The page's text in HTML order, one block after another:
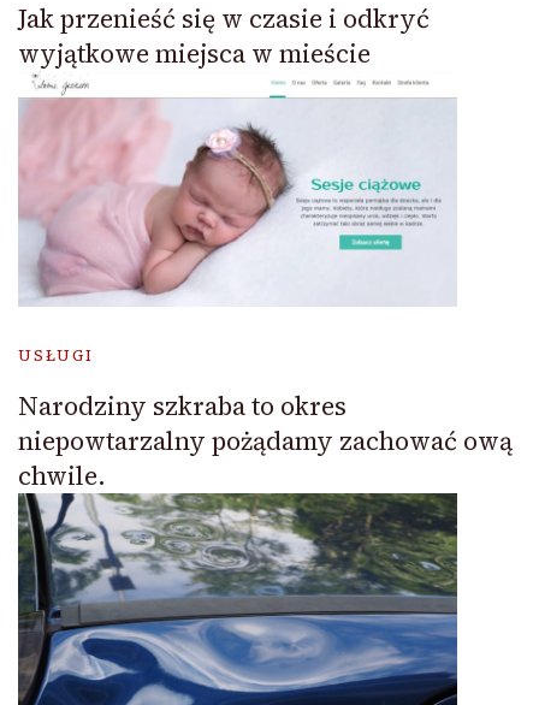
Jak przenieść się w czasie i odkryć
wyjątkowe miejsca w mieście
USŁUGI
Narodziny szkraba to okres
niepowtarzalny pożądamy zachować ową
chwile.